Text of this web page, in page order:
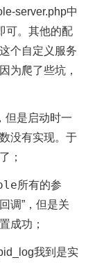
server.php中
可。其他的配
个自定义服务
为爬了些坑，
但是启动时一
没有实现。于
；
所有的参
调”，但是关
成功；
我到是实